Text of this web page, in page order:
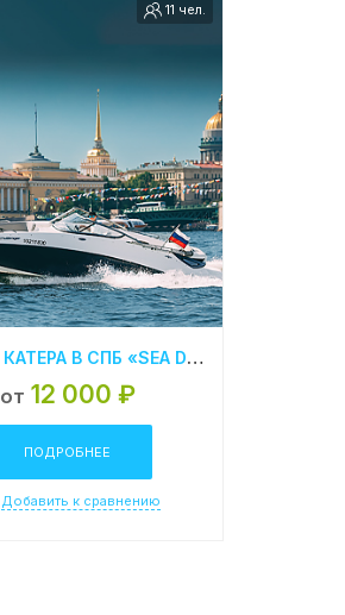
11 чел.
АРЕНДА КАТЕРА В СПБ «SEA DOO CHALLENGER 230 SE»
от 12 000 ₽
ПОДРОБНЕЕ
Добавить к сравнению